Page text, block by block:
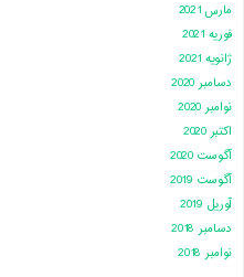
مارس 2021
فوریه 2021
ژانویه 2021
دسامبر 2020
نوامبر 2020
اکتبر 2020
آگوست 2020
آگوست 2019
آوریل 2019
دسامبر 2018
نوامبر 2018